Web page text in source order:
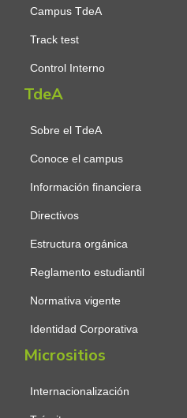
Campus TdeA
Track test
Control Interno
TdeA
Sobre el TdeA
Conoce el campus
Información financiera
Directivos
Estructura orgánica
Reglamento estudiantil
Normativa vigente
Identidad Corporativa
Micrositios
Internacionalización